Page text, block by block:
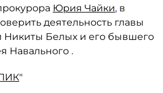
Юрия Чайки, в
деятельность главы
Никиты Белых и его бывшего
Навального .
"